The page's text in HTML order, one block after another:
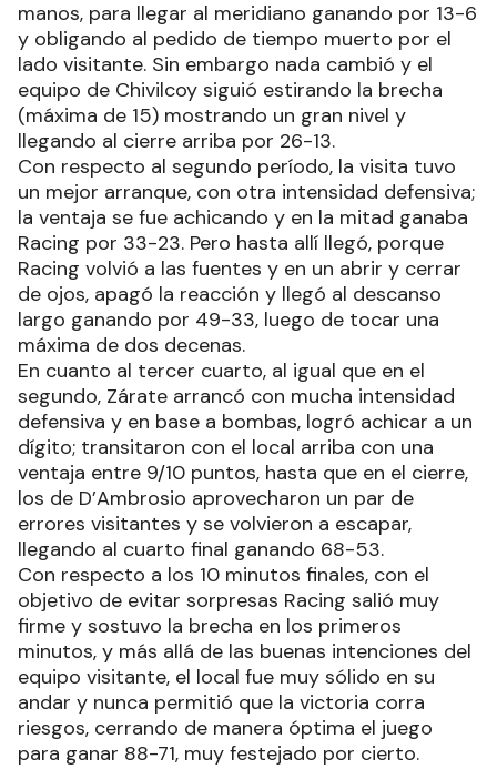
manos, para llegar al meridiano ganando por 13-6
y obligando al pedido de tiempo muerto por el
lado visitante. Sin embargo nada cambió y el
equipo de Chivilcoy siguió estirando la brecha
(máxima de 15) mostrando un gran nivel y
llegando al cierre arriba por 26-13.
Con respecto al segundo período, la visita tuvo
un mejor arranque, con otra intensidad defensiva;
la ventaja se fue achicando y en la mitad ganaba
Racing por 33-23. Pero hasta allí llegó, porque
Racing volvió a las fuentes y en un abrir y cerrar
de ojos, apagó la reacción y llegó al descanso
largo ganando por 49-33, luego de tocar una
máxima de dos decenas.
En cuanto al tercer cuarto, al igual que en el
segundo, Zárate arrancó con mucha intensidad
defensiva y en base a bombas, logró achicar a un
dígito; transitaron con el local arriba con una
ventaja entre 9/10 puntos, hasta que en el cierre,
los de D’Ambrosio aprovecharon un par de
errores visitantes y se volvieron a escapar,
llegando al cuarto final ganando 68-53.
Con respecto a los 10 minutos finales, con el
objetivo de evitar sorpresas Racing salió muy
firme y sostuvo la brecha en los primeros
minutos, y más allá de las buenas intenciones del
equipo visitante, el local fue muy sólido en su
andar y nunca permitió que la victoria corra
riesgos, cerrando de manera óptima el juego
para ganar 88-71, muy festejado por cierto.